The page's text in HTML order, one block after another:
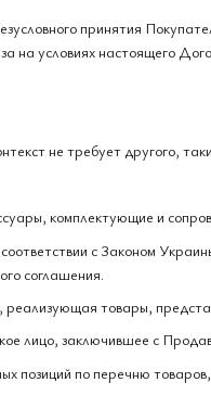
принятия
на условиях настоящего
не требует другого,
комплектующие и
с Законом
соглашения.
товары,
лицо, заключившее с
позиций по перечню